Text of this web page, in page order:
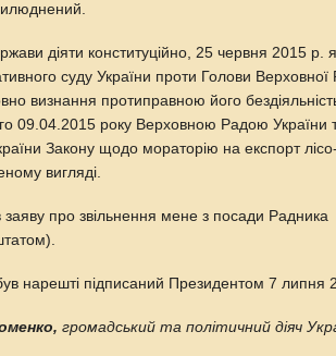
діяти конституційно, 25 червня 2015 р.
суду України проти Голови Верховної
визнання протиправною його
09.04.2015 року Верховною Радою України
Закону щодо мораторію на експорт
вигляді.
про звільнення мене з посади Радника
нарешті підписаний Президентом 7 липня
громадський та політичний діяч